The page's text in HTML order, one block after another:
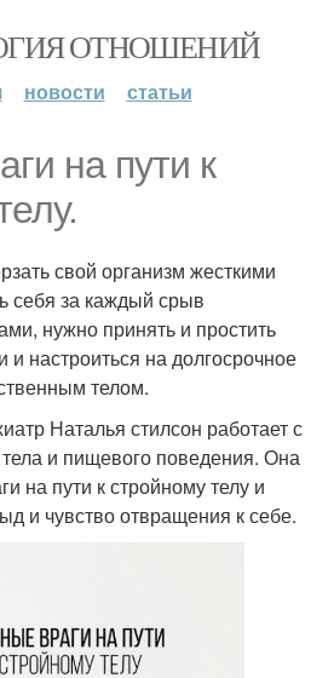
ОТНОШЕНИЙ
новости статьи
на пути к
свой организм жесткими
себя за каждый срыв
нужно принять и простить
настроиться на долгосрочное
телом.
Наталья стилсон работает с
и пищевого поведения. Она
на пути к стройному телу и
и чувство отвращения к себе.